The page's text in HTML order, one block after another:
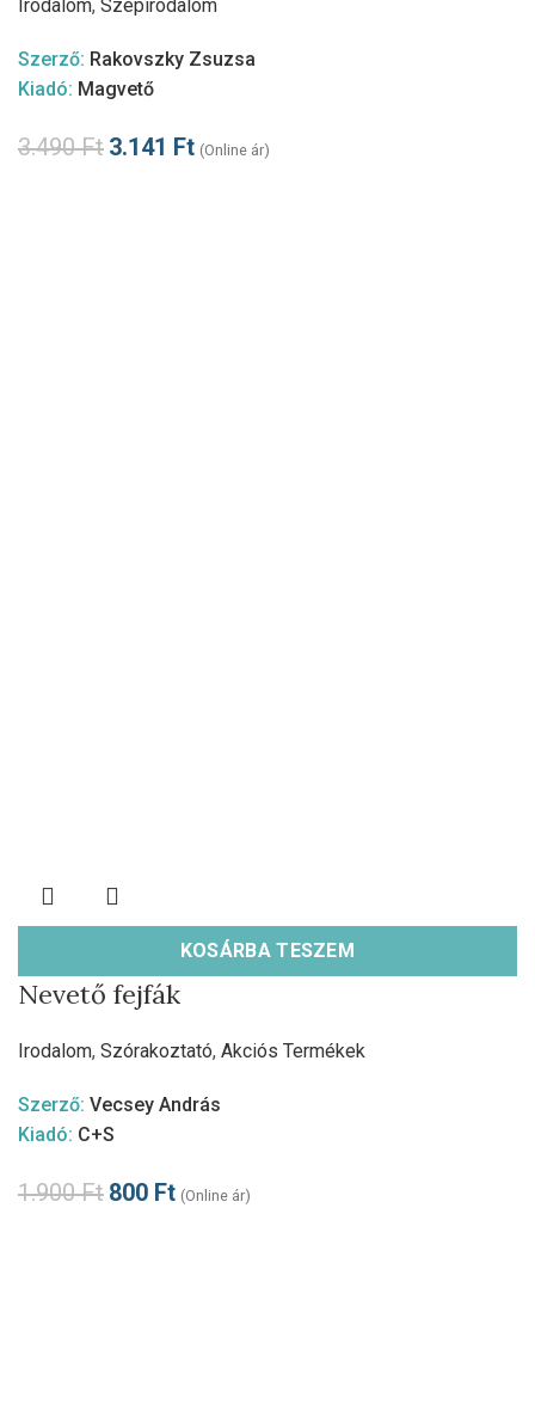
Irodalom, Szépirodalom
Szerző: Rakovszky Zsuzsa
Kiadó: Magvető
3.490Ft 3.141 Ft (Online ár)
KOSÁRBA TESZEM
Nevető fejfák
Irodalom, Szórakoztató, Akciós Termékek
Szerző: Vecsey András
Kiadó: C+S
1.900Ft 800 Ft (Online ár)